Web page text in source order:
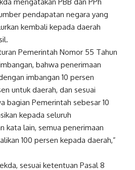
pendapatan negara yang
kembali kepada daerah
Pemerintah Nomor 55 Tahun
bahwa penerimaan
imbangan 10 persen
untuk daerah, dan sesuai
bagian Pemerintah sebesar 10
kepada seluruh
kata lain, semua penerimaan
100 persen kepada daerah,”
sesuai ketentuan Pasal 8